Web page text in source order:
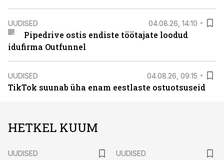
UUDISED 04.08.26, 14:10
Pipedrive ostis endiste töötajate loodud
idufirma Outfunnel
UUDISED 04.08.26, 09:15
TikTok suunab üha enam eestlaste ostuotsuseid
HETKEL KUUM
UUDISED
UUDISED